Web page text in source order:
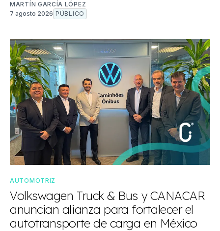
MARTÍN GARCÍA LÓPEZ
7 agosto 2026 PÚBLICO
AUTOMOTRIZ
Volkswagen Truck & Bus y CANACAR
anuncian alianza para fortalecer el
autotransporte de carga en México